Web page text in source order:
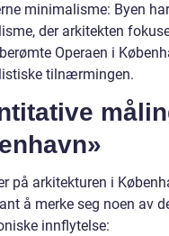
minimalisme: Byen
der arkitekten
Operaen i
tilnærmingen.
på arkitekturen i
å merke seg noen av
innflytelse: